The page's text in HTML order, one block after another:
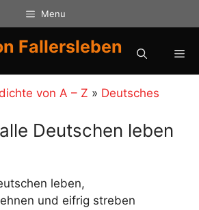
Menu
Fallersleben
von A – Z » Deutsches
Deutschen leben
leben,
und eifrig streben